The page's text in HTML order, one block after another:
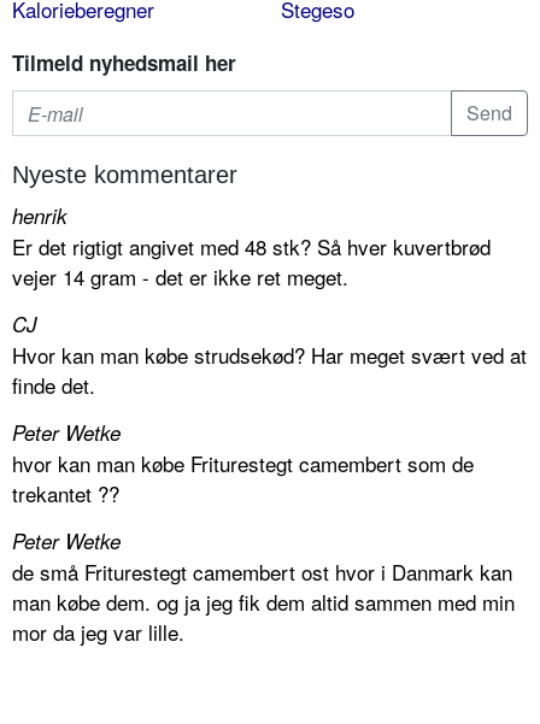
Kalorieberegner Stegeso
Tilmeld nyhedsmail her
Nyeste kommentarer
henrik
Er det rigtigt angivet med 48 stk? Så hver kuvertbrød
vejer 14 gram - det er ikke ret meget.
CJ
Hvor kan man købe strudsekød? Har meget svært ved at
finde det.
Peter Wetke
hvor kan man købe Friturestegt camembert som de
trekantet ??
Peter Wetke
de små Friturestegt camembert ost hvor i Danmark kan
man købe dem. og ja jeg fik dem altid sammen med min
mor da jeg var lille.